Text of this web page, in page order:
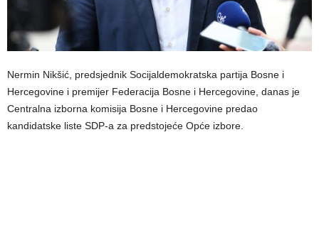
Nermin Nikšić, predsjednik Socijaldemokratska partija Bosne i
Hercegovine i premijer Federacija Bosne i Hercegovine, danas je
Centralna izborna komisija Bosne i Hercegovine predao
kandidatske liste SDP-a za predstojeće Opće izbore.